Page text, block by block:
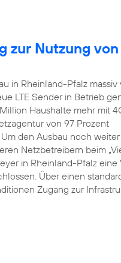
zur Nutzung von
in Rheinland-Pfalz massiv
LTE Sender in Betrieb
Haushalte mehr mit
von 97 Prozent
den Ausbau noch weiter
Netzbetreibern beim
in Rheinland-Pfalz eine
Über einen
Zugang zur